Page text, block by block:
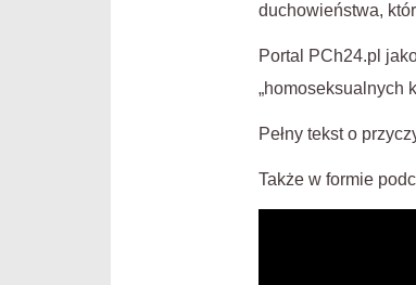
duchowieństwa,
Portal PCh24.pl
„homoseksualnych
Pełny tekst o
Także w formie